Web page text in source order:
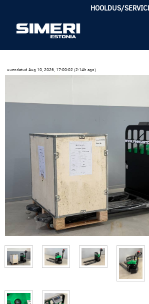
HOOLDUS/
uuendatud Aug 10, 2026, 17:00:02 (2:14h ago)